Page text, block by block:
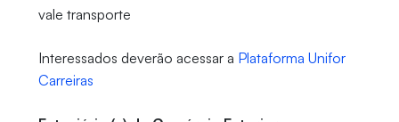
vale transporte
Interessados deverão acessar a Plataforma Unifor
Carreiras